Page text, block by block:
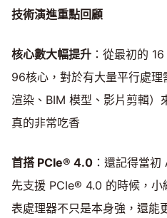
技術演進重點回顧
核心數大幅提升 ：從最初的
96核心，對於有大量平行處
渲染、BIM 模型、影片剪輯）
真的非常吃香
首搭 PCIe® 4.0 ：還記得當
先支援 PCIe® 4.0 的時候，
表處理器不只是本身強，還能